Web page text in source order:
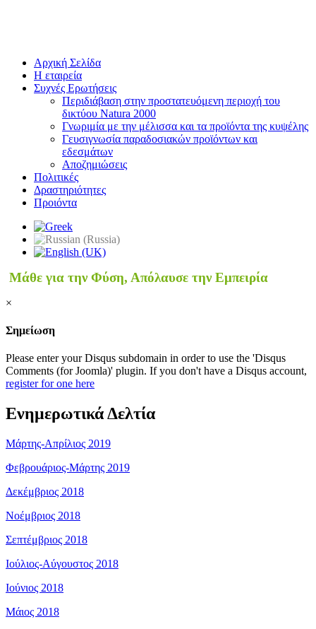
Αρχική Σελίδα
Η εταιρεία
Συχνές Ερωτήσεις
Περιδιάβαση στην προστατευόμενη περιοχή του
δικτύου Natura 2000
Γνωριμία με την μέλισσα και τα προϊόντα της κυψέλης
Γευσιγνωσία παραδοσιακών προϊόντων και
εδεσμάτων
Αποζημιώσεις
Πολιτικές
Δραστηριότητες
Προιόντα
Μάθε για την Φύση, Απόλαυσε την Εμπειρία
×
Σημείωση
Please enter your Disqus subdomain in order to use the 'Disqus
Comments (for Joomla)' plugin. If you don't have a Disqus account,
register for one here
Ενημερωτικά Δελτία
Μάρτης-Απρίλιος 2019
Φεβρουάριος-Μάρτης 2019
Δεκέμβριος 2018
Νοέμβριος 2018
Σεπτέμβριος 2018
Ιούλιος-Αύγουστος 2018
Ιούνιος 2018
Μάιος 2018